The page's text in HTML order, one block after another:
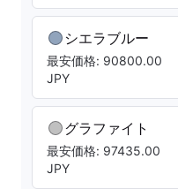
シエラブルー
最安価格: 90800.00
JPY
グラファイト
最安価格: 97435.00
JPY